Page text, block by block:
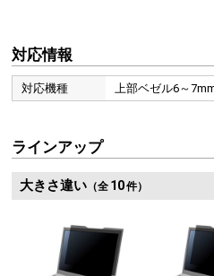
対応情報
対応機種 上部ベゼル6～
ラインアップ
大きさ違い（全 10件）